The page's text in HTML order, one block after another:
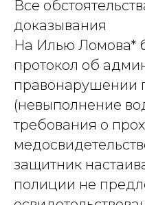
Все
доказывания
На Илью Ломова*
протокол об
правонарушении
(невыполнение
требования о
защитник
полиции не